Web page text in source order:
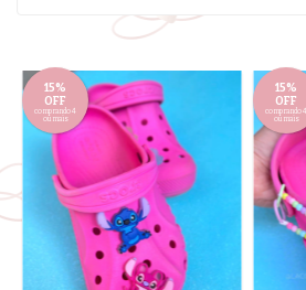
15%
OFF
comprando 4
ou mais
15%
OFF
comprando 4
ou mais